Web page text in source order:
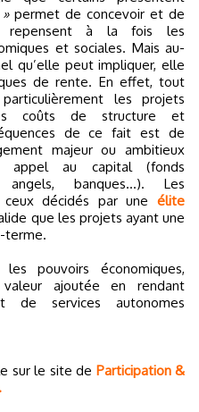
permet de concevoir et de
repensent à la fois les
et sociales. Mais au-
qu’elle peut impliquer, elle
de rente. En effet, tout
les projets
coûts de structure et
de ce fait est de
majeur ou ambitieux
appel au capital (fonds
angels, banques…). Les
ceux décidés par une élite
que les projets ayant une
terme.
pouvoirs économiques,
ajoutée en rendant
de services autonomes
sur le site de Participation &